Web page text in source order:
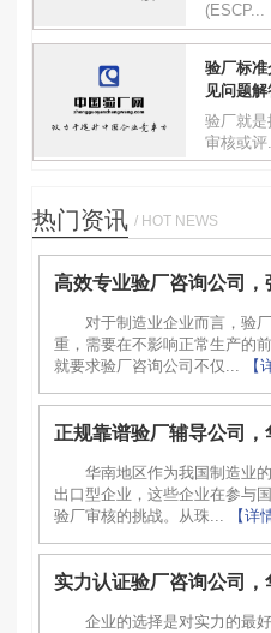
(ESCP...
验厂标
见问题解
验厂就
审核或评
热门资讯 / HOT NEWS
高效专业验厂咨询公司，
对于制造业企业而言，验
重，需要在不影响正常生产的
就要求验厂咨询公司不仅...
【
正规靠谱验厂辅导公司，
华南地区作为我国制造业
出口型企业，这些企业在参与
验厂审核的挑战。从珠...
【详
实力认证验厂咨询公司，
企业的选择是对实力的最